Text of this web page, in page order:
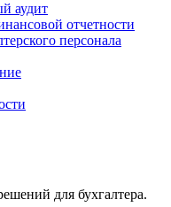
аудит
отчетности
персонала
для бухгалтера.